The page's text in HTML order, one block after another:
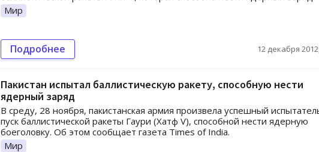
Мир
Подробнее 12 декабря
Пакистан испытал баллистическую ракету, способную нести
ядерный заряд
В среду, 28 ноября, пакистанская армия произвела успешный
пуск баллистической ракеты Гаури (Хатф V), способной нести ядерную
боеголовку. Об этом сообщает газета Times of India.
Мир